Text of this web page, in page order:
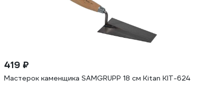
419 ₽
Мастерок каменщика SAMGRUPP 18 см Kitan KIT-624